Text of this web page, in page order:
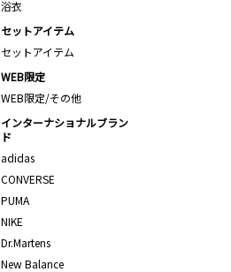
浴衣
セットアイテム
セットアイテム
WEB限定
WEB限定/その他
インターナショナルブラン
ド
adidas
CONVERSE
PUMA
NIKE
Dr.Martens
New Balance